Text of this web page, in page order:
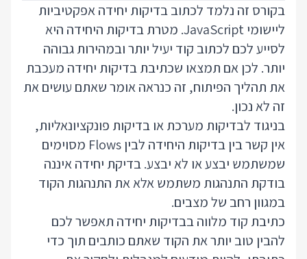
בקורס זה נלמד לכתוב בדיקות יחידה אפקטיביות
ליישומי JavaScript. מטרת בדיקות היחידה היא
לסייע לכם לכתוב קוד יעיל יותר ובמהירות גבוהה
יותר. לכן אם תמצאו שכתיבת בדיקות יחידה מעכבת
את תהליך הפיתוח, זה כנראה אומר שאתם עושים את
זה לא נכון.
בניגוד לבדיקות מערכת או בדיקות פונקציונאליות,
אין קשר בין בדיקות היחידה לבין Flows מסוימים
שמשתמש יבצע או לא יבצע. בדיקת יחידה איננה
בודקת התנהגות משתמש אלא את התנהגות הקוד
במגוון רחב של מצבים.
כתיבת קוד מלווה בבדיקות יחידה תאפשר לכם
להבין טוב יותר את הקוד שאתם כותבים תוך כדי